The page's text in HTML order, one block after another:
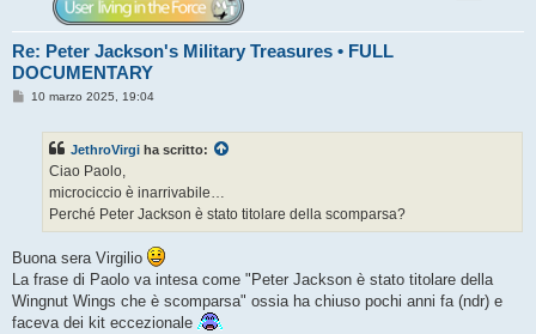
Re: Peter Jackson's Military Treasures • FULL
DOCUMENTARY
M10 marzo 2025, 19:04
JethroVirgi ha scritto:
Ciao Paolo,
microciccio è inarrivabile…
Perché Peter Jackson è stato titolare della scomparsa?
Buona sera Virgilio
La frase di Paolo va intesa come "Peter Jackson è stato titolare della
Wingnut Wings che è scomparsa" ossia ha chiuso pochi anni fa (ndr) e
faceva dei kit eccezionale